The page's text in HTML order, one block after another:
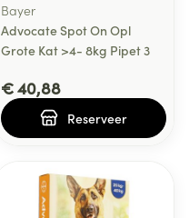
Bayer
Advocate Spot On Opl
Grote Kat >4- 8kg Pipet 3
€ 40,88
Reserveer